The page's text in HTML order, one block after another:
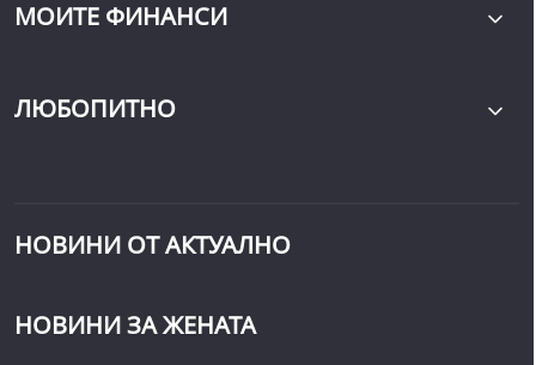
МОИТЕ ФИНАНСИ
ЛЮБОПИТНО
НОВИНИ ОТ АКТУАЛНО
НОВИНИ ЗА ЖЕНАТА